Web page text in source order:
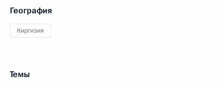
География
Киргизия
Темы